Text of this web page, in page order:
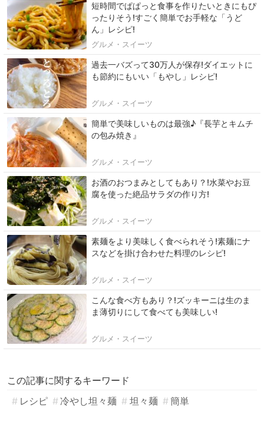
短時間でぱぱっと食事を作りたいときにもぴ
ったりそう!すごく簡単でお手軽な「うど
ん」レシピ!
グルメ・スイーツ
過去一バズって30万人が保存!ダイエットに
も節約にもいい「もやし」レシピ!
グルメ・スイーツ
簡単で美味しいものは最強♪『長芋とキムチ
の包み焼き』
グルメ・スイーツ
お酒のおつまみとしてもあり？!水菜やお豆
腐を使った絶品サラダの作り方!
グルメ・スイーツ
素麺をより美味しく食べられそう!素麺にナ
スなどを掛け合わせた料理のレシピ!
グルメ・スイーツ
こんな食べ方もあり？!ズッキーニは生のま
ま薄切りにして食べても美味しい!
グルメ・スイーツ
この記事に関するキーワード
レシピ
冷やし坦々麺 坦々麺 簡単